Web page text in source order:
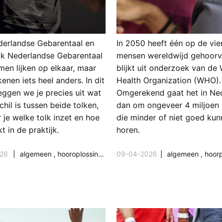
Gebarentaal en
Nederlandse Gebarentaal
lijken op elkaar, maar
iets heel anders. In dit
we je precies uit wat
is tussen beide tolken,
je welke tolk inzet en hoe
in de praktijk.
algemeen , hooroplossingen hoorproblemen,samenleving &
In 2050 heeft één op de
mensen wereldwijd
blijkt uit onderzoek van de
Health Organization (WHO).
Omgerekend gaat het in
dan om ongeveer 4 miljoen
die minder of niet goed
horen.
09-04-2026 algemeen ,